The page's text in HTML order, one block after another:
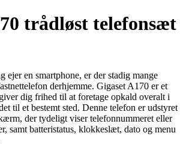
trådløst telefonsæt
ejer en smartphone, er der stadig mange
derhjemme. Gigaset A170 er et
dig frihed til at foretage opkald overalt i
til et bestemt sted. Denne telefon er udstyret
der tydeligt viser telefonnummeret eller
samt batteristatus, klokkeslæt, dato og menu